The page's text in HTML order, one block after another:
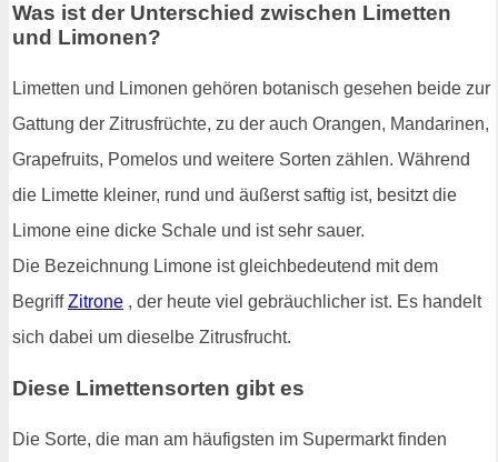
Was ist der Unterschied zwischen Limetten
und Limonen?
Limetten und Limonen gehören botanisch gesehen beide zur
Gattung der Zitrusfrüchte, zu der auch Orangen, Mandarinen,
Grapefruits, Pomelos und weitere Sorten zählen. Während
die Limette kleiner, rund und äußerst saftig ist, besitzt die
Limone eine dicke Schale und ist sehr sauer.
Die Bezeichnung Limone ist gleichbedeutend mit dem
BegriffZitrone , der heute viel gebräuchlicher ist. Es handelt
sich dabei um dieselbe Zitrusfrucht.
Diese Limettensorten gibt es
Die Sorte, die man am häufigsten im Supermarkt finden